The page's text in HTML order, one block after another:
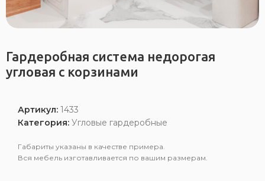
Гардеробная система недорогая
угловая с корзинами
Артикул:1433
Категория: Угловые гардеробные
Габариты указаны в качестве примера.
Вся мебель изготавливается по вашим размерам.